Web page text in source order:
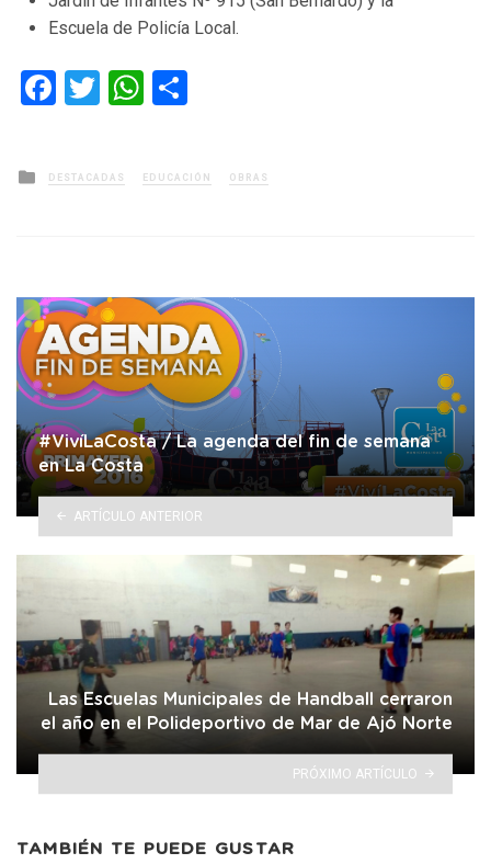
Escuela de Policía Local.
Facebook
TwitterWhatsApp
Posted
in
DESTACADAS EDUCACIÓN OBRAS
#VivíLaCosta / La agenda del fin de semana
en La Costa
ARTÍCULO ANTERIOR
Las Escuelas Municipales de Handball cerraron
el año en el Polideportivo de Mar de Ajó Norte
PRÓXIMO ARTÍCULO
TAMBIÉN TE PUEDE GUSTAR